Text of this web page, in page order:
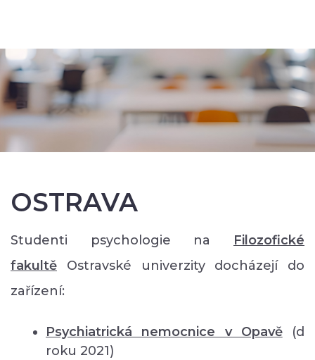
OSTRAVA
Studenti psychologie na Filozofické
fakultě Ostravské univerzity docházejí do
zařízení:
Psychiatrická nemocnice v Opavě(d
roku 2021)